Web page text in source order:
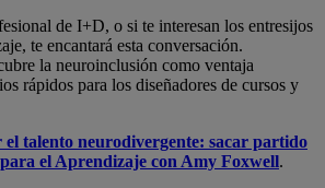
de I+D, o si te interesan los entresijos
te encantará esta conversación.
la neuroinclusión como ventaja
rápidos para los diseñadores de cursos y
talento neurodivergente: sacar partido
el Aprendizaje con Amy Foxwell.